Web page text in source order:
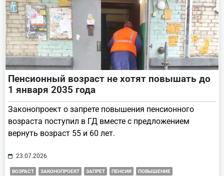
Пенсионный возраст не хотят повышать до
1 января 2035 года
Законопроект о запрете повышения пенсионного
возраста поступил в ГД вместе с предложением
вернуть возраст 55 и 60 лет.
23.07.2026
ВОЗРАСТ ЗАКОНОПРОЕКТ ЗАПРЕТ ПЕНСИЯ ПОВЫШЕНИЕ